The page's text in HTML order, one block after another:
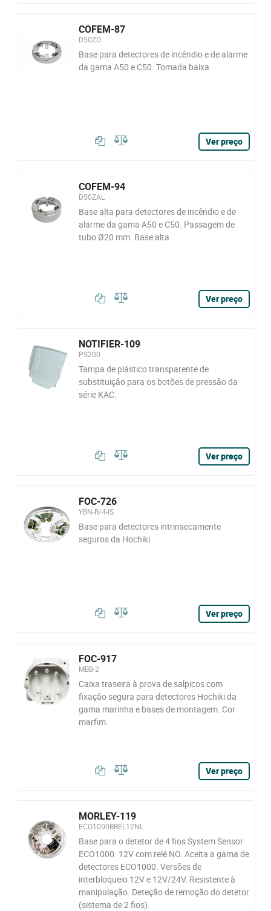
COFEM-87
D50ZO
Base para detectores de incêndio e de alarme
da gama A50 e C50. Tomada baixa
Ver preço
COFEM-94
D50ZAL
Base alta para detectores de incêndio e de
alarme da gama A50 e C50. Passagem de
tubo Ø20 mm. Base alta
Ver preço
NOTIFIER-109
PS200
Tampa de plástico transparente de
substituição para os botões de pressão da
série KAC.
Ver preço
FOC-726
YBN-R/4-IS
Base para detectores intrinsecamente
seguros da Hochiki.
Ver preço
FOC-917
MBB-2
Caixa traseira à prova de salpicos com
fixação segura para detectores Hochiki da
gama marinha e bases de montagem. Cor
marfim.
Ver preço
MORLEY-119
ECO1000BREL12NL
Base para o detetor de 4 fios System Sensor
ECO1000. 12V com relé NO. Aceita a gama de
detectores ECO1000. Versões de
interbloqueio 12V e 12V/24V. Resistente à
manipulação. Deteção de remoção do detetor
(sistema de 2 fios).